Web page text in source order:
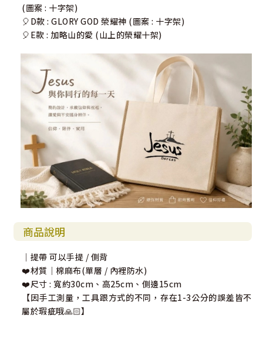
(圖案 : 十字架)
🎈D款 : GLORY GOD 榮耀神 (圖案 : 十字架)
🎈E款 : 加略山的愛 (山上的榮耀十架)
商品說明
｜提帶 可以手提 / 側背
❤️材質｜棉麻布(單層 / 內裡防水)
❤️尺寸 : 寬約30cm、高25cm、側邊15cm
【因手工測量，工具跟方式的不同，存在1-3公分的誤差皆不
屬於瑕疵哦🙏🏻】